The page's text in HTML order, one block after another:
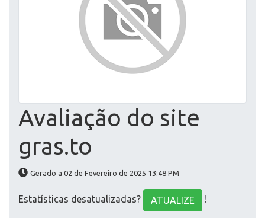
Avaliação do site
gras.to
Gerado a 02 de Fevereiro de 2025 13:48 PM
Estatísticas desatualizadas? ATUALIZE !